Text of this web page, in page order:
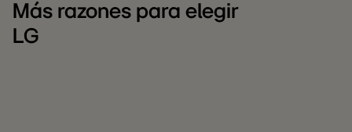
Más razones para elegir
LG